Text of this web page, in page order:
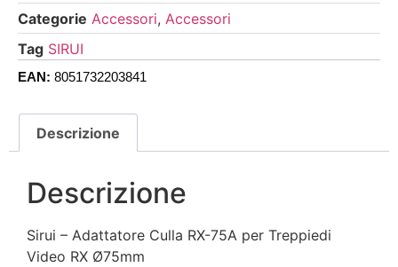
Categorie Accessori, Accessori
Tag SIRUI
EAN: 8051732203841
Descrizione
Descrizione
Sirui – Adattatore Culla RX-75A per Treppiedi
Video RX Ø75mm